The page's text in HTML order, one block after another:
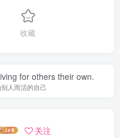
收藏
for others their own.
人而活的自己
关注